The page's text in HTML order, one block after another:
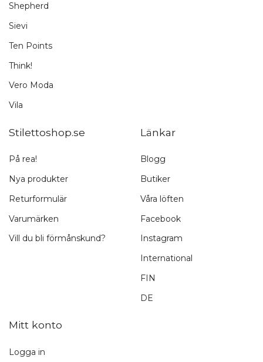
Shepherd
Sievi
Ten Points
Think!
Vero Moda
Vila
Stilettoshop.se
På rea!
Nya produkter
Returformulär
Varumärken
Vill du bli förmånskund?
Länkar
Blogg
Butiker
Våra löften
Facebook
Instagram
International
FIN
DE
Mitt konto
Logga in